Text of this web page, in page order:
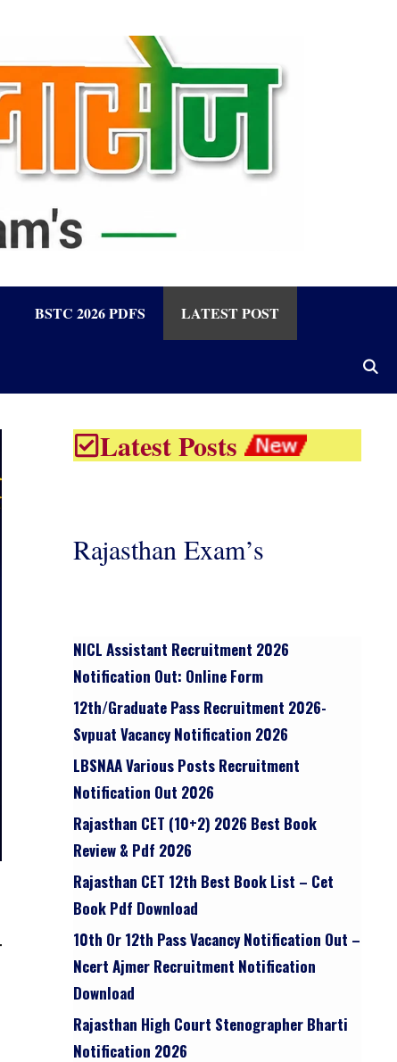
BSTC 2026 PDFS LATEST POST
Latest Posts
Rajasthan Exam’s
NICL Assistant Recruitment 2026
Notification Out: Online Form
12th/graduate Pass Recruitment 2026-
Svpuat Vacancy Notification 2026
LBSNAA Various Posts Recruitment
Notification Out 2026
Rajasthan CET (10+2) 2026 Best Book
Review & Pdf 2026
Rajasthan CET 12th Best Book List – Cet
Book Pdf Download
10th Or 12th Pass Vacancy Notification Out –
Ncert Ajmer Recruitment Notification
Download
Rajasthan High Court Stenographer Bharti
Notification 2026